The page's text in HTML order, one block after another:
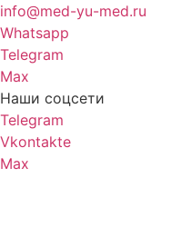
info@med-yu-med.ru
Whatsapp
Telegram
Max
Наши соцсети
Telegram
Vkontakte
Max